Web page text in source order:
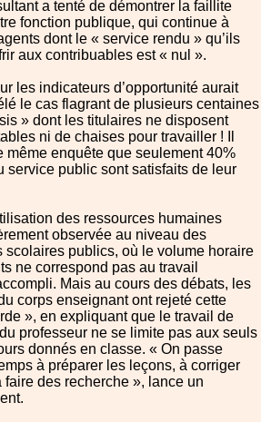
a tenté de démontrer la faillite
fonction publique, qui continue à
dont le « service rendu » qu’ils
aux contribuables est « nul ».
les indicateurs d’opportunité aurait
le cas flagrant de plusieurs centaines
» dont les titulaires ne disposent
ni de chaises pour travailler ! Il
même enquête que seulement 40%
service public sont satisfaits de leur
des ressources humaines
observée au niveau des
scolaires publics, où le volume horaire
ne correspond pas au travail
Mais au cours des débats, les
corps enseignant ont rejeté cette
», en expliquant que le travail de
du professeur ne se limite pas aux seuls
donnés en classe. « On passe
à préparer les leçons, à corriger
faire des recherche », lance un